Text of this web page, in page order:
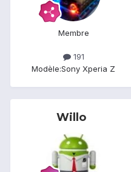
Membre
191
Modèle:Sony Xperia Z
Willo